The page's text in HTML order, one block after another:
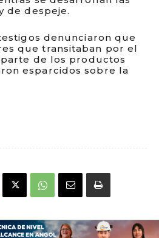
de despeje.
denunciaron que
que transitaban por el
de los productos
esparcidos sobre la